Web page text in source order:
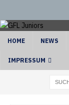
HOME NEWS
IMPRESSUM